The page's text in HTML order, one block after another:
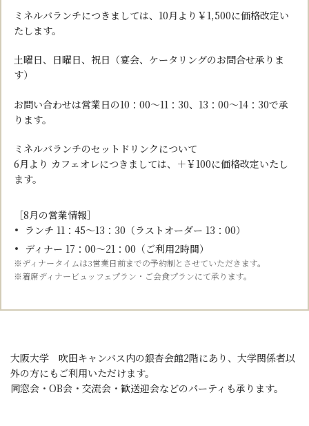
ミネルバランチにつきましては、10月より￥1,500に価格改定い
たします。
土曜日、日曜日、祝日（宴会、ケータリングのお問合せ承りま
す）
お問い合わせは営業日の10：00〜11：30、13：00〜14：30で承
ります。
ミネルバランチのセットドリンクについて
6月より カフェオレにつきましては、＋￥100に価格改定いたし
ます。
［8月の営業情報］
ランチ 11：45～13：30（ラストオーダー 13：00）
ディナー 17：00～21：00（ご利用2時間）
※ディナータイムは3営業日前までの予約制とさせていただきます。
※着席ディナービュッフェプラン・ご会食プランにて承ります。
大阪大学 吹田キャンバス内の銀杏会館2階にあり、大学関係者以
外の方にもご利用いただけます。
同窓会・OB会・交流会・歓送迎会などのパーティも承ります。